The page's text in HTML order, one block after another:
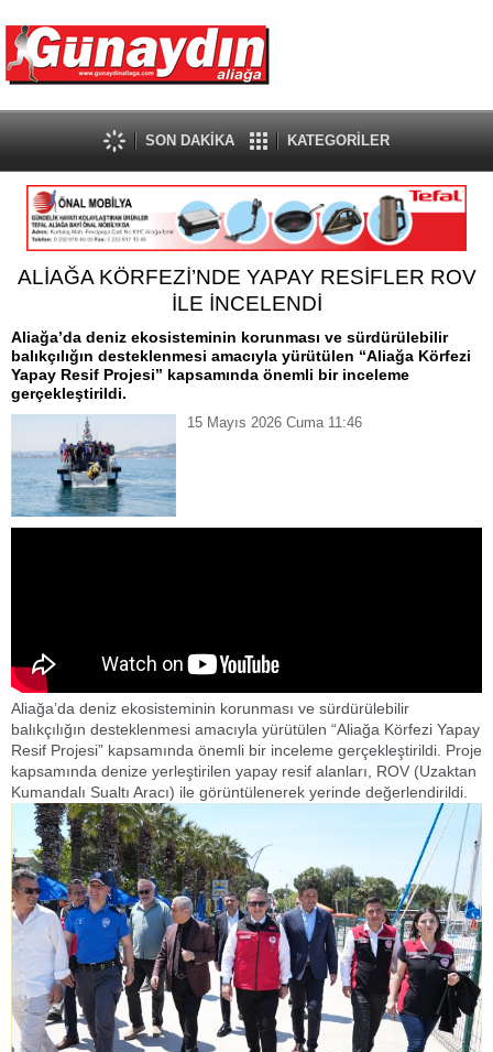
SON DAKİKA KATEGORİLER
ALİAĞA KÖRFEZİ’NDE YAPAY RESİFLER ROV
İLE İNCELENDİ
Aliağa’da deniz ekosisteminin korunması ve sürdürülebilir
balıkçılığın desteklenmesi amacıyla yürütülen “Aliağa Körfezi
Yapay Resif Projesi” kapsamında önemli bir inceleme
gerçekleştirildi.
15 Mayıs 2026 Cuma 11:46
Aliağa’da deniz ekosisteminin korunması ve sürdürülebilir
balıkçılığın desteklenmesi amacıyla yürütülen “Aliağa Körfezi Yapay
Resif Projesi” kapsamında önemli bir inceleme gerçekleştirildi. Proje
kapsamında denize yerleştirilen yapay resif alanları, ROV (Uzaktan
Kumandalı Sualtı Aracı) ile görüntülenerek yerinde değerlendirildi.